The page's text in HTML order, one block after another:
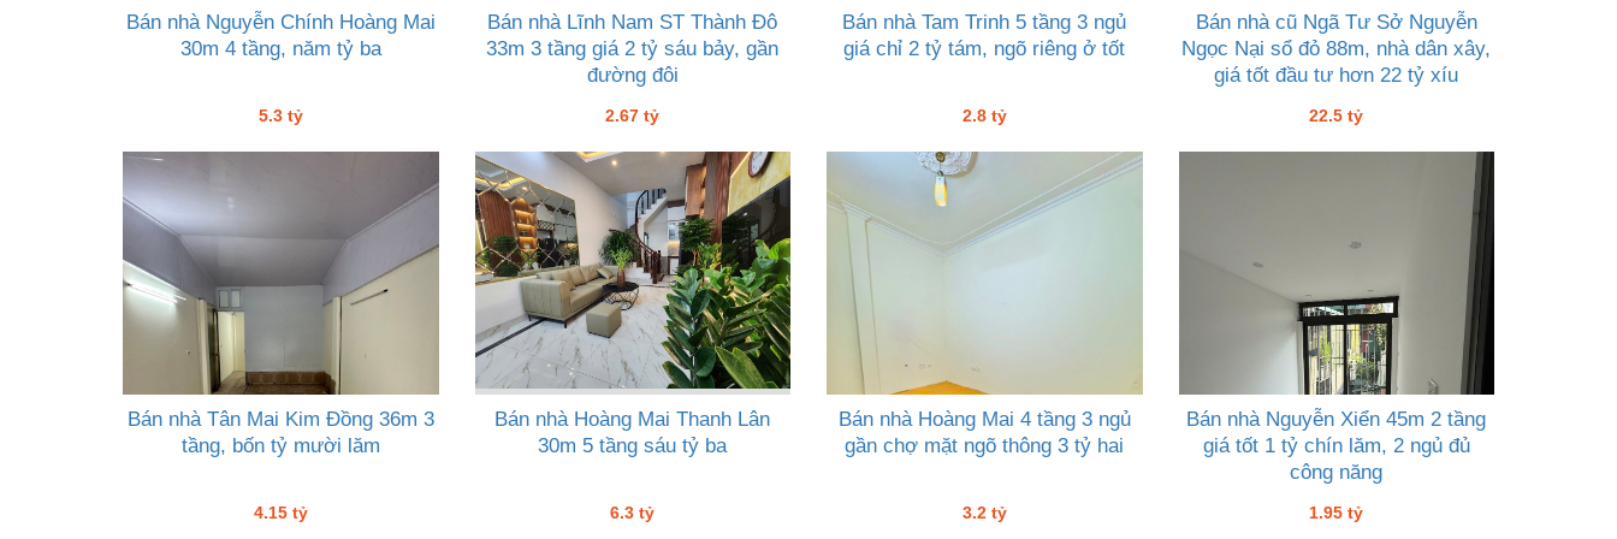
Bán nhà Nguyễn Chính Hoàng Mai
30m 4 tầng, năm tỷ ba
5.3 tỷ
Bán nhà Lĩnh Nam ST Thành Đô
33m 3 tầng giá 2 tỷ sáu bảy, gần
đường đôi
2.67 tỷ
Bán nhà Tam Trinh 5 tầng 3 ngủ
giá chỉ 2 tỷ tám, ngõ riêng ở tốt
2.8 tỷ
Bán nhà cũ Ngã Tư Sở Nguyễn
Ngọc Nại sổ đỏ 88m, nhà dân xây,
giá tốt đầu tư hơn 22 tỷ xíu
22.5 tỷ
Bán nhà Tân Mai Kim Đồng 36m 3
tầng, bốn tỷ mười lăm
4.15 tỷ
Bán nhà Hoàng Mai Thanh Lân
30m 5 tầng sáu tỷ ba
6.3 tỷ
Bán nhà Hoàng Mai 4 tầng 3 ngủ
gần chợ mặt ngõ thông 3 tỷ hai
3.2 tỷ
Bán nhà Nguyễn Xiển 45m 2 tầng
giá tốt 1 tỷ chín lăm, 2 ngủ đủ
công năng
1.95 tỷ